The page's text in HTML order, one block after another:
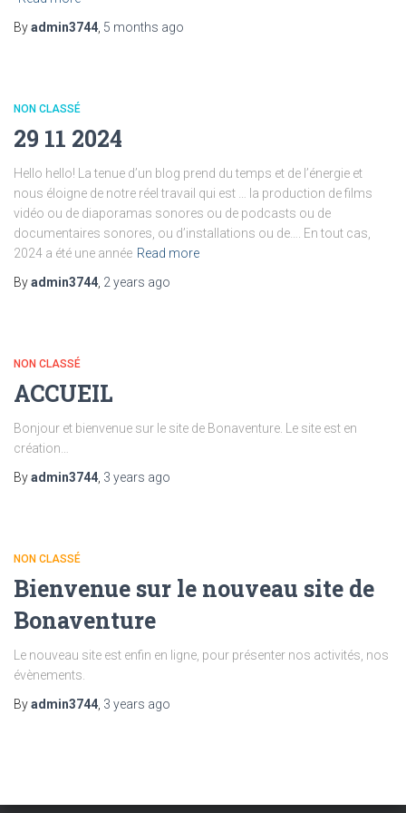
Byadmin3744 5 months ago
NON CLASSÉ
29 11 2024
Hello hello! La tenue d’un blog prend du temps et de l’énergie et
nous éloigne de notre réel travail qui est … la production de films
vidéo ou de diaporamas sonores ou de podcasts ou de
documentaires sonores, ou d’installations ou de…. En tout cas,
2024 a été une année Read more
Byadmin3744 2 years ago
NON CLASSÉ
ACCUEIL
Bonjour et bienvenue sur le site de Bonaventure. Le site est en
création…
Byadmin3744 3 years ago
NON CLASSÉ
Bienvenue sur le nouveau site de
Bonaventure
Le nouveau site est enfin en ligne, pour présenter nos activités, nos
évènements.
Byadmin3744 3 years ago